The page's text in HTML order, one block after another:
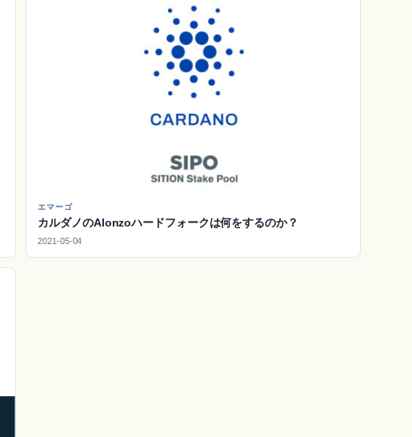
エマーゴ
カルダノのAlonzoハードフォークは何をするのか？
2021-05-04